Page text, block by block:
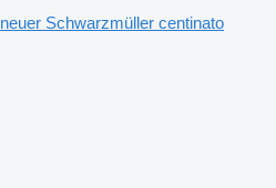
neuer Schwarzmüller centinato